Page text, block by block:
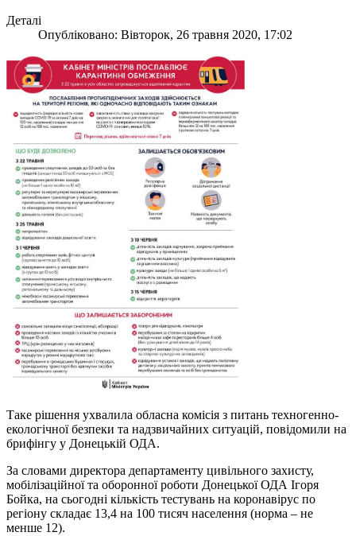
Деталі
Опубліковано: Вівторок, 26 травня 2020, 17:02
Таке рішення ухвалила обласна комісія з питань техногенно-
екологічної безпеки та надзвичайних ситуацій, повідомили на
брифінгу у Донецькій ОДА.
За словами директора департаменту цивільного захисту,
мобілізаційної та оборонної роботи Донецької ОДА Ігоря
Бойка, на сьогодні кількість тестувань на коронавірус по
регіону складає 13,4 на 100 тисяч населення (норма – не
менше 12).